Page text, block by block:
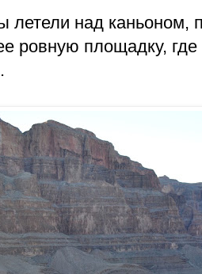
летели над каньоном,
ровную площадку,